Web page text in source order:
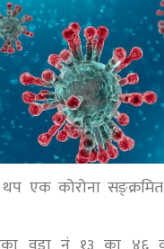
थप एक कोरोना